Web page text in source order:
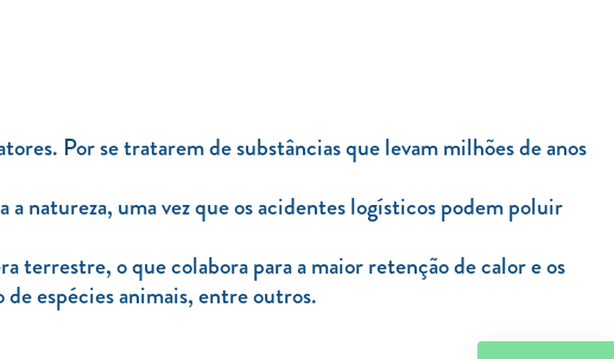
Por se tratarem de substâncias que levam milhões de anos
natureza, uma vez que os acidentes logísticos podem poluir
terrestre, o que colabora para a maior retenção de calor e os
espécies animais, entre outros.